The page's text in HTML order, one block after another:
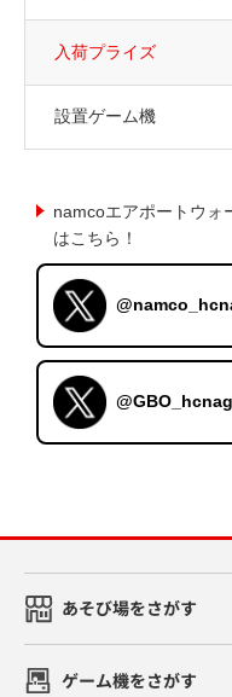
入荷プライズ
設置ゲーム機
namcoエアポートウォ
はこちら！
あそび場をさがす
ゲーム機をさがす